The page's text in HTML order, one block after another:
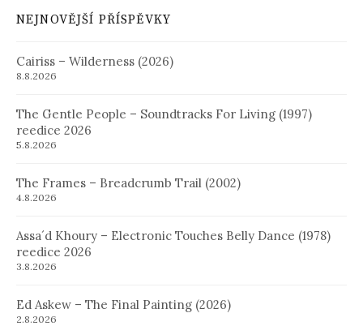
NEJNOVĚJŠÍ PŘÍSPĚVKY
Cairiss – Wilderness (2026)
8.8.2026
The Gentle People – Soundtracks For Living (1997)
reedice 2026
5.8.2026
The Frames – Breadcrumb Trail (2002)
4.8.2026
Assa´d Khoury – Electronic Touches Belly Dance (1978)
reedice 2026
3.8.2026
Ed Askew – The Final Painting (2026)
2.8.2026